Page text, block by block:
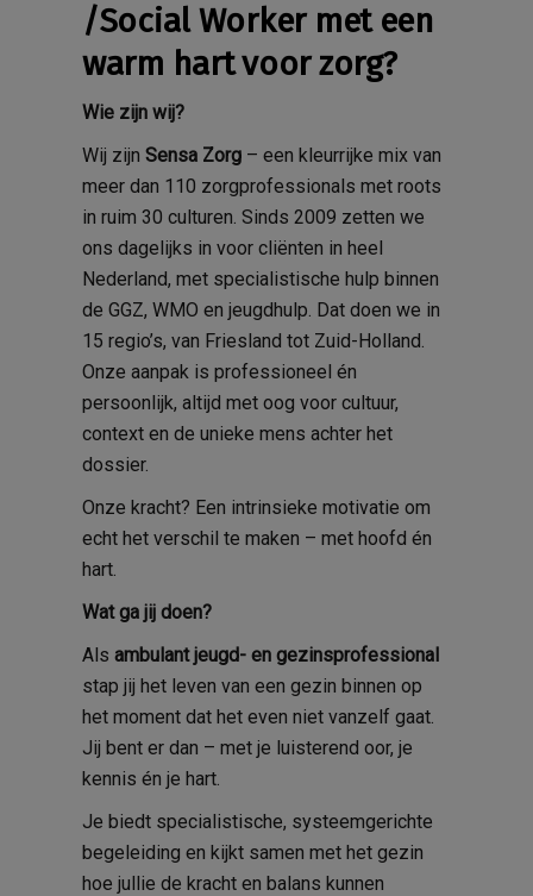
/Social Worker met een
warm hart voor zorg?
Wie zijn wij?
Wij zijn Sensa Zorg – een kleurrijke mix van
meer dan 110 zorgprofessionals met roots
in ruim 30 culturen. Sinds 2009 zetten we
ons dagelijks in voor cliënten in heel
Nederland, met specialistische hulp binnen
de GGZ, WMO en jeugdhulp. Dat doen we in
15 regio’s, van Friesland tot Zuid-Holland.
Onze aanpak is professioneel én
persoonlijk, altijd met oog voor cultuur,
context en de unieke mens achter het
dossier.
Onze kracht? Een intrinsieke motivatie om
echt het verschil te maken – met hoofd én
hart.
Wat ga jij doen?
Als ambulant jeugd- en gezinsprofessional
stap jij het leven van een gezin binnen op
het moment dat het even niet vanzelf gaat.
Jij bent er dan – met je luisterend oor, je
kennis én je hart.
Je biedt specialistische, systeemgerichte
begeleiding en kijkt samen met het gezin
hoe jullie de kracht en balans kunnen